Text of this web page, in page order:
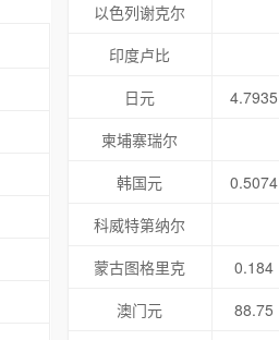
以色列谢克尔
印度卢比
日元
4.7935
柬埔寨瑞尔
韩国元
0.5074
科威特第纳尔
蒙古图格里克
0.184
澳门元
88.75